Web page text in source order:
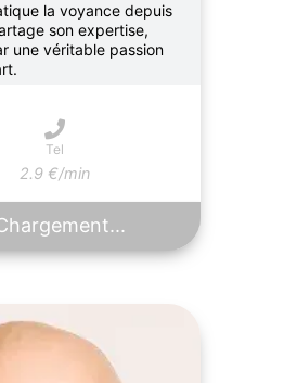
la voyance depuis
son expertise,
une véritable passion
Tel
2.9 €/min